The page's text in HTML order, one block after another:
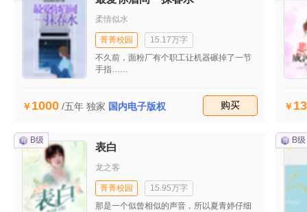
是个可有可无的存在……他的心里根本没有
自己。
柔情似水
菁菁校园
15.17万字
不久前，面粉厂有个职工让机器碾掉了一节
手指……
1000 /五年 独家 国内电子版权 购买
B级
表白
龙之客
菁菁校园
15.95万字
那是一个似曾相似的声音，所以夏青婷仔细
B级